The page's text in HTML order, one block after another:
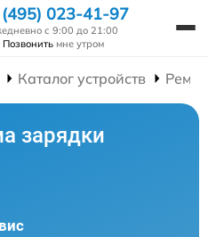
023-41-97
с 9:00 до 21:00
Позвонить мне утром
Каталог устройств
зарядки